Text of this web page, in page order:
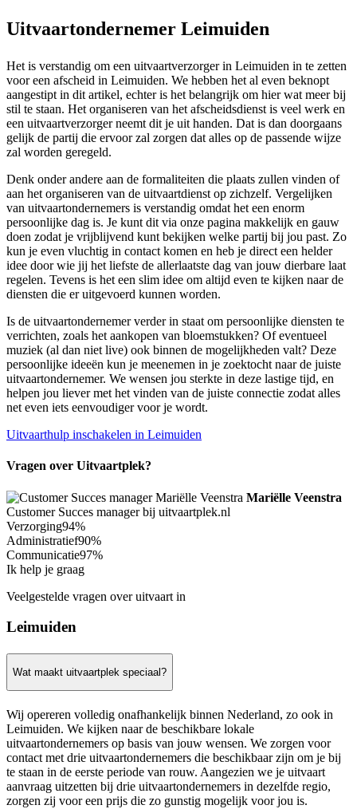
Uitvaartondernemer Leimuiden
Het is verstandig om een uitvaartverzorger in Leimuiden in te zetten
voor een afscheid in Leimuiden. We hebben het al even beknopt
aangestipt in dit artikel, echter is het belangrijk om hier wat meer bij
stil te staan. Het organiseren van het afscheidsdienst is veel werk en
een uitvaartverzorger neemt dit je uit handen. Dat is dan doorgaans
gelijk de partij die ervoor zal zorgen dat alles op de passende wijze
zal worden geregeld.
Denk onder andere aan de formaliteiten die plaats zullen vinden of
aan het organiseren van de uitvaartdienst op zichzelf. Vergelijken
van uitvaartondernemers is verstandig omdat het een enorm
persoonlijke dag is. Je kunt dit via onze pagina makkelijk en gauw
doen zodat je vrijblijvend kunt bekijken welke partij bij jou past. Zo
kun je even vluchtig in contact komen en heb je direct een helder
idee door wie jij het liefste de allerlaatste dag van jouw dierbare laat
regelen. Tevens is het een slim idee om altijd even te kijken naar de
diensten die er uitgevoerd kunnen worden.
Is de uitvaartondernemer verder in staat om persoonlijke diensten te
verrichten, zoals het aankopen van bloemstukken? Of eventueel
muziek (al dan niet live) ook binnen de mogelijkheden valt? Deze
persoonlijke ideeën kun je meenemen in je zoektocht naar de juiste
uitvaartondernemer. We wensen jou sterkte in deze lastige tijd, en
helpen jou liever met het vinden van de juiste connectie zodat alles
net even iets eenvoudiger voor je wordt.
Uitvaarthulp inschakelen in Leimuiden
Vragen over Uitvaartplek?
Mariëlle Veenstra
Customer Succes manager bij uitvaartplek.nl
Verzorging94%
Administratief90%
Communicatie97%
Ik help je graag
Veelgestelde vragen over uitvaart in
Leimuiden
Wat maakt uitvaartplek speciaal?
Wij opereren volledig onafhankelijk binnen Nederland, zo ook in
Leimuiden. We kijken naar de beschikbare lokale
uitvaartondernemers op basis van jouw wensen. We zorgen voor
contact met drie uitvaartondernemers die beschikbaar zijn om je bij
te staan in de eerste periode van rouw. Aangezien we je uitvaart
aanvraag uitzetten bij drie uitvaartondernemers in dezelfde regio,
zorgen zij voor een prijs die zo gunstig mogelijk voor jou is.